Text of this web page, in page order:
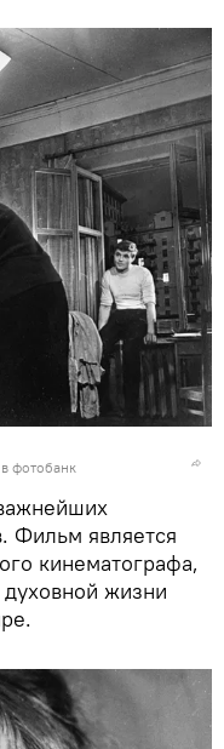
фотобанк
Фильм является
кинематографа,
жизни